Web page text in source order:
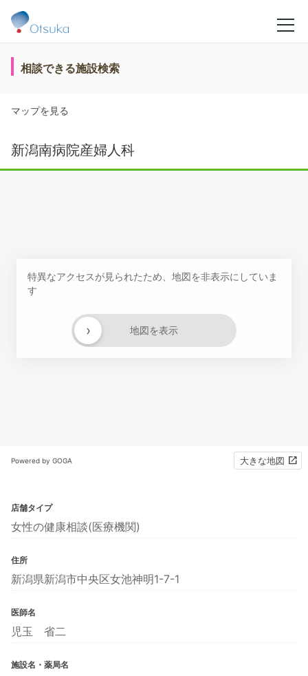
相談できる施設検索
マップを見る
新潟南病院産婦人科
特異なアクセスが見られたため、地図を非表示にしていま
す
地図を表示
›
Powered by GOGA 大きな地図
店舗タイプ
女性の健康相談(医療機関)
住所
新潟県新潟市中央区女池神明1-7-1
医師名
児玉 省二
施設名・薬局名